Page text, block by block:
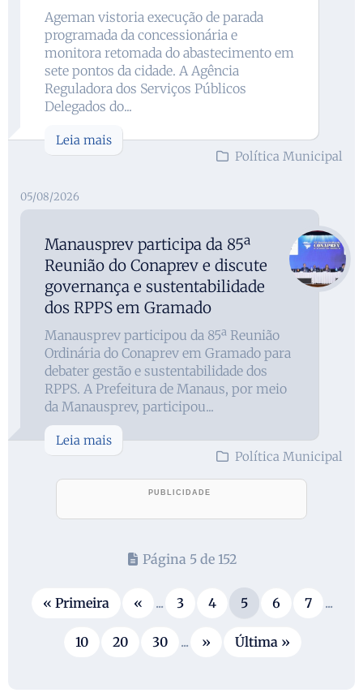
Ageman vistoria execução de parada
programada da concessionária e
monitora retomada do abastecimento em
sete pontos da cidade. A Agência
Reguladora dos Serviços Públicos
Delegados do...
Leia mais
Política Municipal
05/08/2026
Manausprev participa da 85ª
Reunião do Conaprev e discute
governança e sustentabilidade
dos RPPS em Gramado
Manausprev participou da 85ª Reunião
Ordinária do Conaprev em Gramado para
debater gestão e sustentabilidade dos
RPPS. A Prefeitura de Manaus, por meio
da Manausprev, participou...
Leia mais
Política Municipal
Página 5 de 152
« Primeira « ... 3 4 5 6 7 ...
10 20 30 ... » Última »